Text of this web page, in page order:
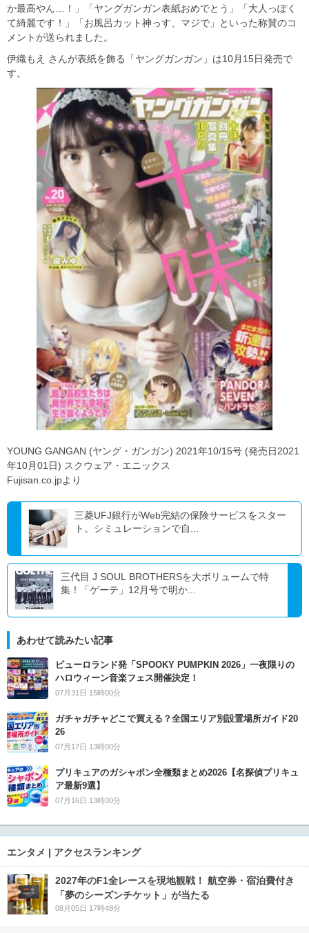
か最高やん…！」「ヤングガンガン表紙おめでとう」「大人っぽく
て綺麗です！」「お風呂カット神っす、マジで」といった称賛のコ
メントが送られました。
伊織もえ さんが表紙を飾る「ヤングガンガン」は10月15日発売で
す。
YOUNG GANGAN (ヤング・ガンガン) 2021年10/15号 (発売日2021
年10月01日) スクウェア・エニックス
Fujisan.co.jpより
三菱UFJ銀行がWeb完結の保険サービスをスター
ト。シミュレーションで自...
三代目 J SOUL BROTHERSを大ボリュームで特
集！「ゲーテ」12月号で明か...
あわせて読みたい記事
ピューロランド発「SPOOKY PUMPKIN 2026」一夜限りの
ハロウィーン音楽フェス開催決定！
07月31日 15時00分
ガチャガチャどこで買える？全国エリア別設置場所ガイド20
26
07月17日 13時00分
プリキュアのガシャポン全種類まとめ2026【名探偵プリキュ
ア最新9選】
07月16日 13時00分
エンタメ | アクセスランキング
2027年のF1全レースを現地観戦！ 航空券・宿泊費付き
「夢のシーズンチケット」が当たる
08月05日 17時48分